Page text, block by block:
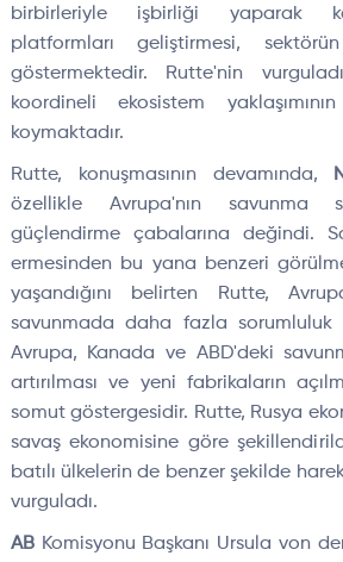
birbirleriyle işbirliği yaparak
platformları geliştirmesi,
göstermektedir. Rutte'nin
koordineli ekosistem
koymaktadır.
Rutte, konuşmasının devamında,
özellikle Avrupa'nın savunma
güçlendirme çabalarına değindi.
ermesinden bu yana benzeri
yaşandığını belirten Rutte,
savunmada daha fazla sorumluluk
Avrupa, Kanada ve ABD'deki
artırılması ve yeni fabrikaların
somut göstergesidir. Rutte, Rusya
savaş ekonomisine göre
batılı ülkelerin de benzer şekilde
vurguladı.
ABKomisyonu Başkanı Ursula von